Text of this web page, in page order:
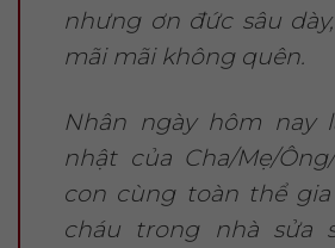
nhưng ơn đức sâu
mãi mãi không quên.
Nhân ngày hôm nay
nhật của Cha/Mẹ/
con cùng toàn thể
cháu trong nhà sửa